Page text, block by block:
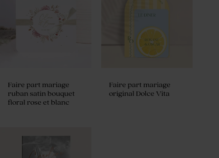
Faire part mariage
ruban satin bouquet
floral rose et blanc
Faire part mariage
original Dolce Vita